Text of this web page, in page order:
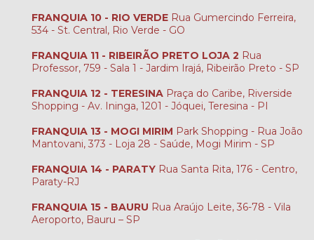
FRANQUIA 10 - RIO VERDE Rua Gumercindo Ferreira,
534 - St. Central, Rio Verde - GO
FRANQUIA 11 - RIBEIRÃO PRETO LOJA 2 Rua
Professor, 759 - Sala 1 - Jardim Irajá, Ribeirão Preto - SP
FRANQUIA 12 - TERESINA Praça do Caribe, Riverside
Shopping - Av. Ininga, 1201 - Jóquei, Teresina - PI
FRANQUIA 13 - MOGI MIRIM Park Shopping - Rua João
Mantovani, 373 - Loja 28 - Saúde, Mogi Mirim - SP
FRANQUIA 14 - PARATY Rua Santa Rita, 176 - Centro,
Paraty-RJ
FRANQUIA 15 - BAURU Rua Araújo Leite, 36-78 - Vila
Aeroporto, Bauru – SP